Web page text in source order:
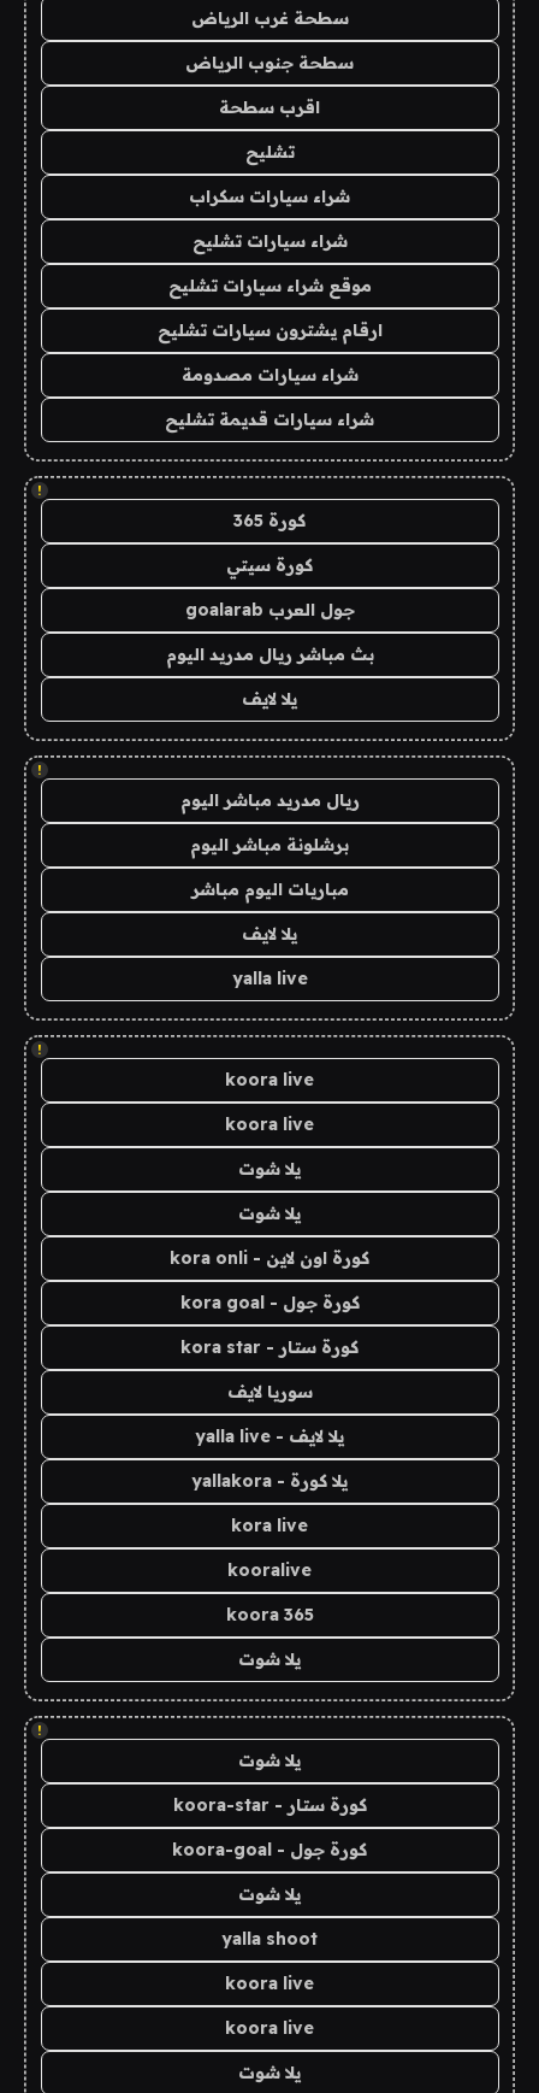
سطحة غرب الرياض
سطحة جنوب الرياض
اقرب سطحة
تشليح
شراء سيارات سكراب
شراء سيارات تشليح
موقع شراء سيارات تشليح
ارقام يشترون سيارات تشليح
شراء سيارات مصدومة
شراء سيارات قديمة تشليح
!
كورة 365
كورة سيتي
جول العرب goalarab
بث مباشر ريال مدريد اليوم
يلا لايف
!
ريال مدريد مباشر اليوم
برشلونة مباشر اليوم
مباريات اليوم مباشر
يلا لايف
yalla live
!
koora live
koora live
يلا شوت
يلا شوت
كورة اون لاين - kora onli
كورة جول - kora goal
كورة ستار - kora star
سوريا لايف
يلا لايف - yalla live
يلا كورة - yallakora
kora live
kooralive
koora 365
يلا شوت
!
يلا شوت
كورة ستار - koora-star
كورة جول - koora-goal
يلا شوت
yalla shoot
koora live
koora live
يلا شوت